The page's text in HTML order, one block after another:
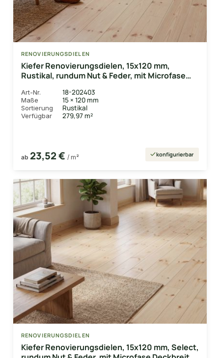
RENOVIERUNGSDIELEN
Kiefer Renovierungsdielen, 15x120 mm,
Rustikal, rundum Nut & Feder, mit Microfase
Art-Nr. 18-202403
Maße 15 × 120 mm
Sortierung Rustikal
Verfügbar 279,97 m²
ab 23,52 € / m² konfigurierbar
RENOVIERUNGSDIELEN
Kiefer Renovierungsdielen, 15x120 mm, Select,